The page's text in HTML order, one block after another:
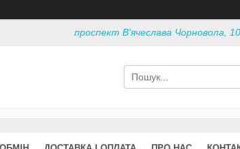
проспект В'ячеслава Чорновола,